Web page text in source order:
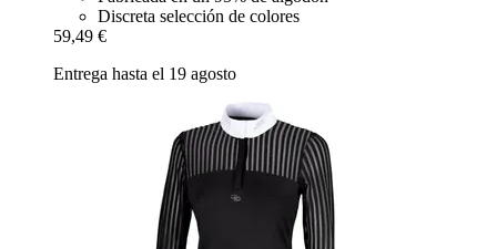
Discreta selección de colores
59,49 €
Entrega hasta el 19 agosto